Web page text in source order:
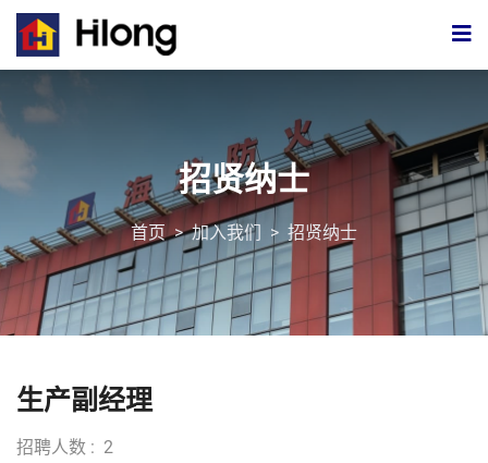
招贤纳士
首页>加入我们 > 招贤纳士
生产副经理
招聘人数 : 2